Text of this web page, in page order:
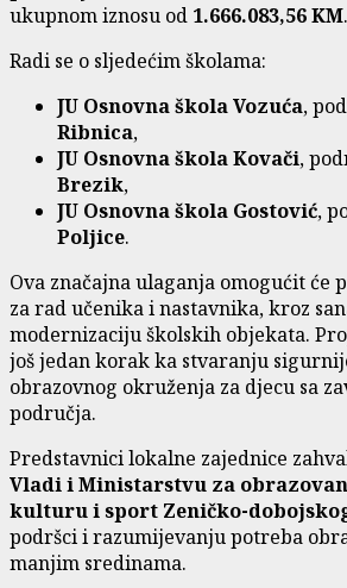
ukupnom iznosu od 1.666.083,56 KM.
Radi se o sljedećim školama:
JU Osnovna škola Vozuća,
Ribnica,
JU Osnovna škola Kovači,
Brezik,
JU Osnovna škola Gostović,
Poljice.
Ova značajna ulaganja omogućit će
za rad učenika i nastavnika, kroz
modernizaciju školskih objekata.
još jedan korak ka stvaranju
obrazovnog okruženja za djecu sa
područja.
Predstavnici lokalne zajednice
Vladi i Ministarstvu za
kulturu i sport Zeničko-
podršci i razumijevanju potreba
manjim sredinama.